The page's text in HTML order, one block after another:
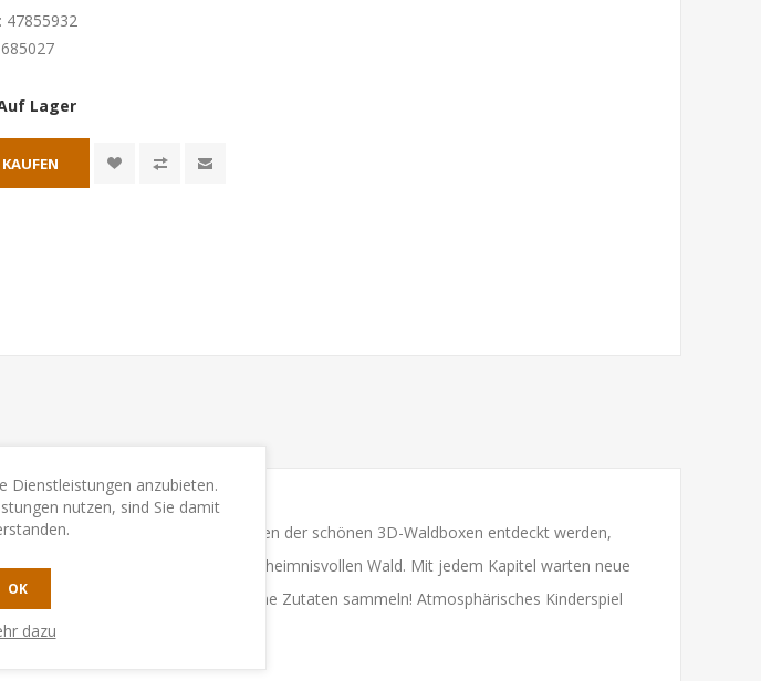
47855932
Lager
KAUFEN
den Karten zwischen den Bäumen der schönen 3D-Waldboxen entdeckt werden,
spannenden Weg durch den geheimnisvollen Wald. Mit jedem Kapitel warten neue
entdecken und magische Zutaten sammeln! Atmosphärisches Kinderspiel
Dienstleistungen anzubieten.
nutzen, sind Sie damit
OK
dazu